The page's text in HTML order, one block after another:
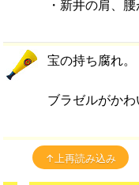
・新井の肩、
宝の持ち腐れ。
ブラゼルがか
↑上再読み込み